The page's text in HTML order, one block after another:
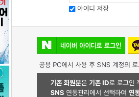
아이디 저장
공용 PC에서 사용 후 SNS 계정의
기존 회원분은 기존 ID로 로그인
SNS 연동관리에서 선택하여 연